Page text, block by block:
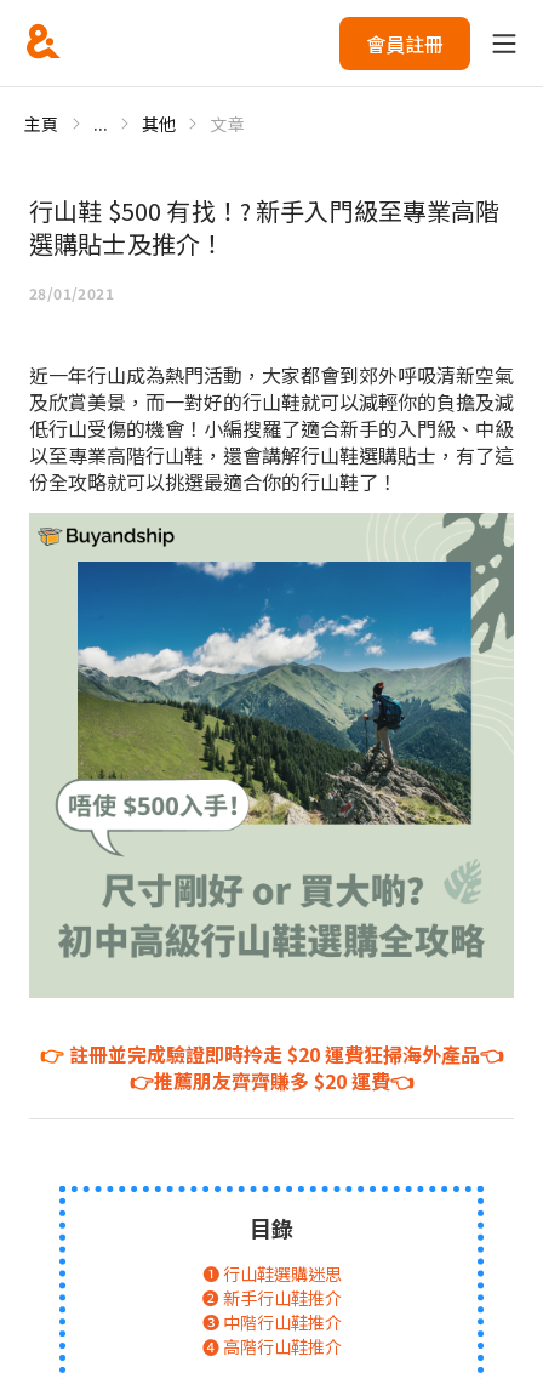
會員註冊
主頁 ... 其他 文章
行山鞋 $500 有找！? 新手入門級至專業高階
選購貼士及推介！
28/01/2021
近一年行山成為熱門活動，大家都會到郊外呼吸清新空氣
及欣賞美景，而一對好的行山鞋就可以減輕你的負擔及減
低行山受傷的機會！小編搜羅了適合新手的入門級、中級
以至專業高階行山鞋，還會講解行山鞋選購貼士，有了這
份全攻略就可以挑選最適合你的行山鞋了！
👉註冊並完成驗證即時拎走 $20 運費狂掃海外產品👈
👉推薦朋友齊齊賺多 $20 運費👈
目錄
➊ 行山鞋選購迷思
➋ 新手行山鞋推介
➌ 中階行山鞋推介
➍ 高階行山鞋推介